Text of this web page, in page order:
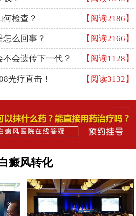
检查？ 【阅读2186】
么回事？ 【阅读2166】
会遗传下一代？ 【阅读1128】
光疗直击！ 【阅读3132】
癜风转化